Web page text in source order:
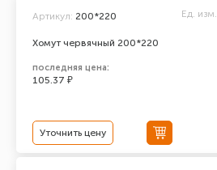
Хомут червячный 200*220
Артикул: 200*220 Ед. изм.
последняя цена:
105.37 ₽
Уточнить цену